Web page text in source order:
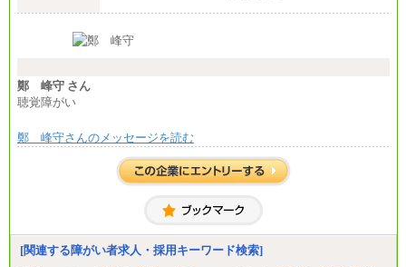
月給370,000円～
ます。
鄭 峰守 さん
聴覚障がい
鄭 峰守さんのメッセージを読む
[関連する障がい者求人・採用キーワード検索]